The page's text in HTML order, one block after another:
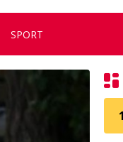
SPORT
1